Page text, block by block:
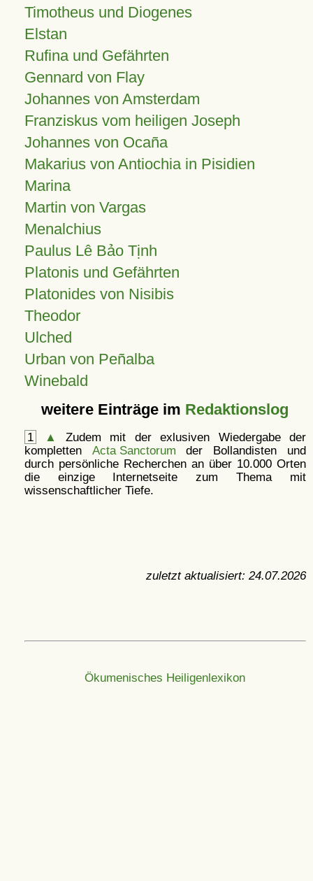
Timotheus und Diogenes
Elstan
Rufina und Gefährten
Gennard von Flay
Johannes von Amsterdam
Franziskus vom heiligen Joseph
Johannes von Ocaña
Makarius von Antiochia in Pisidien
Marina
Martin von Vargas
Menalchius
Paulus Lê Bảo Tịnh
Platonis und Gefährten
Platonides von Nisibis
Theodor
Ulched
Urban von Peñalba
Winebald
weitere Einträge im Redaktionslog
1 ▲
Zudem mit der exlusiven Wiedergabe der
kompletten Acta Sanctorum der Bollandisten und
durch persönliche Recherchen an über 10.000 Orten
die einzige Internetseite zum Thema mit
wissenschaftlicher Tiefe.
zuletzt aktualisiert: 24.07.2026
Ökumenisches Heiligenlexikon